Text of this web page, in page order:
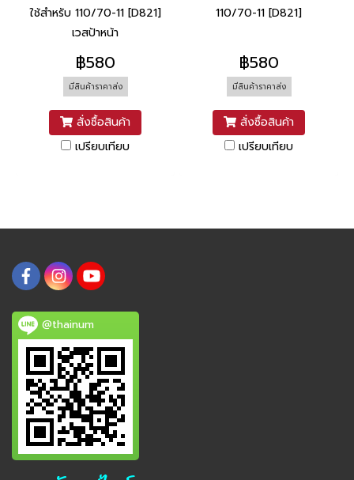
ใช้สำหรับ 110/70-11 [D821]
เวสป้าหน้า
฿580
มีสินค้าราคาส่ง
สั่งซื้อสินค้า
เปรียบเทียบ
110/70-11 [D821]
฿580
มีสินค้าราคาส่ง
สั่งซื้อสินค้า
เปรียบเทียบ
@thainum